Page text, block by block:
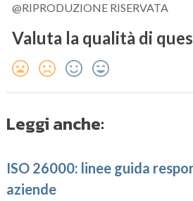
@RIPRODUZIONE RISERVATA
Valuta la qualità di
Leggi anche:
ISO 26000: linee guida
aziende